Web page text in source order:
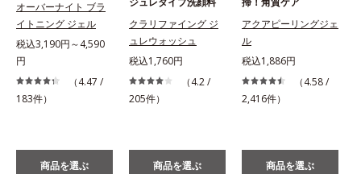
オーバーナイト ブラ
イトニング ジェル
税込3,190円～4,590
円
（4.47 /
183件）
商品を選ぶ
クラリファイング ジ
ュレウォッシュ
税込1,760円
（4.2 /
205件）
商品を選ぶ
アクアピーリングジェ
ル
税込1,886円
（4.58 /
2,416件）
商品を選ぶ